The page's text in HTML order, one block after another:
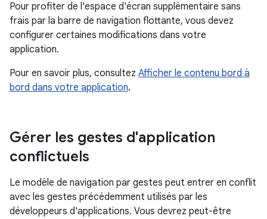
Pour profiter de l'espace d'écran supplémentaire sans
frais par la barre de navigation flottante, vous devez
configurer certaines modifications dans votre
application.
Pour en savoir plus, consultez Afficher le contenu bord à
bord dans votre application.
Gérer les gestes d'application
conflictuels
Le modèle de navigation par gestes peut entrer en conflit
avec les gestes précédemment utilisés par les
développeurs d'applications. Vous devrez peut-être